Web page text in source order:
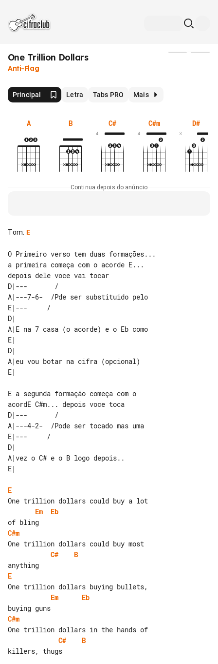
One Trillion Dollars
Anti-Flag
Principal Letra Tabs PRO Mais
A B C#
4
C#m
4
D#
3
Continua depois do anúncio
Tom: E
O Primeiro verso tem duas formações...
a primeira começa com o acorde E...
D|---       /
A|---7-6-  /Pde ser substituido pelo
E|---     /
D|
A|E na 7 casa (o acorde) e o Eb como
E|
D|
A|eu vou botar na cifra (opcional)
E a segunda formação começa com o
D|---       /
A|---4-2-  /Pode ser tocado mas uma
E|---     /
D|
A|vez o C# e o B logo depois..
E
Em
Eb
C#m
C#
B
E
Em
Eb
C#m
C#
B
killers, thugs